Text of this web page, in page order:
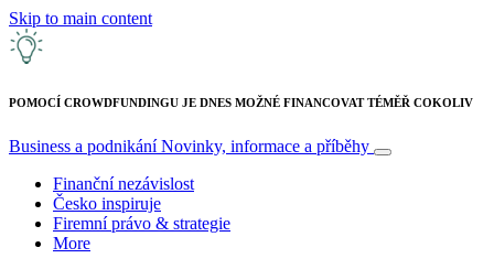
Skip to main content
POMOCÍ CROWDFUNDINGU JE DNES MOŽNÉ FINANCOVAT TÉMĚŘ COKOLIV
Business a podnikáníNovinky, informace a příběhy
Finanční nezávislost
Česko inspiruje
Firemní právo & strategie
More